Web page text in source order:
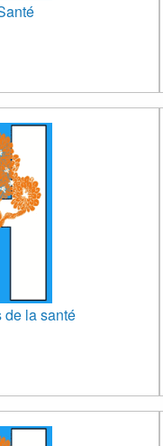
de la santé